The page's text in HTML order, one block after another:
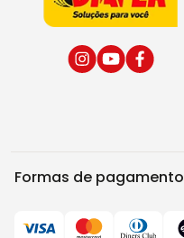
Formas de pagamento